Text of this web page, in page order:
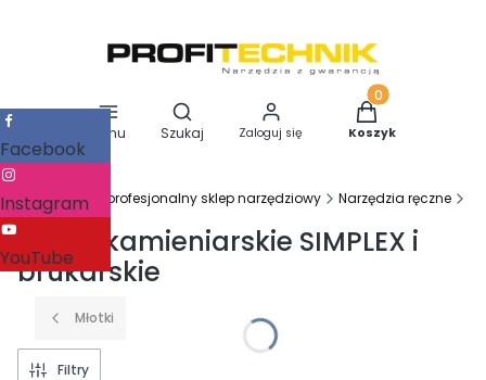
Menu
Otwórz wyszukiwarkę
Szukaj Zaloguj się
Produkty w
Koszyk
Profitechnik - profesjonalny sklep narzędziowy Narzędzia ręczne
Młotki kamieniarskie SIMPLEX i
brukarskie
Młotki
Filtry
Facebook
Instagram
YouTube